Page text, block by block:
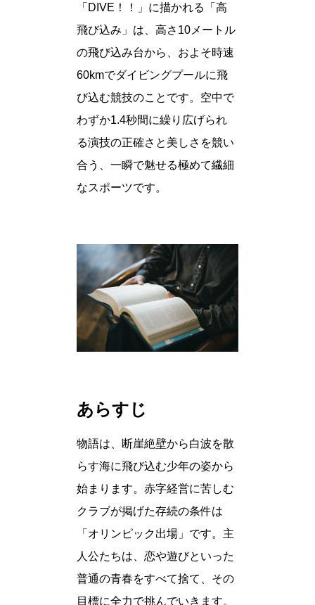
「DIVE！！」に描かれる「高
飛び込み」は、高さ10メートル
の飛び込み台から、およそ時速
60kmでダイビングプールに飛
び込む競技のことです。空中で
わずか1.4秒間に繰り広げられ
る演技の正確さと美しさを競い
合う、一瞬で魅せる極めて繊細
なスポーツです。
あらすじ
物語は、断崖絶壁から白波を散
らす海に飛び込む少年の姿から
始まります。赤字経営に苦しむ
クラブが掲げた存続の条件は
「オリンピック出場」です。主
人公たちは、恋や遊びといった
普通の青春をすべて捨て、その
目標に全力で挑んでいきます。